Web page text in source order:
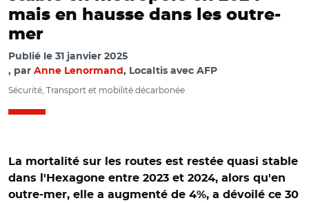
mais en hausse dans les outre-
mer
Publié le 31 janvier 2025
par Anne Lenormand , Localtis avec AFP
Sécurité, Transport et mobilité décarbonée
La mortalité sur les routes est restée quasi stable
dans l'Hexagone entre 2023 et 2024, alors qu'en
outre-mer, elle a augmenté de 4%, a dévoilé ce 30